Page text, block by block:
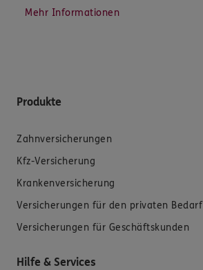
Mehr Informationen
Produkte
Zahnversicherungen
Kfz-Versicherung
Krankenversicherung
Versicherungen für den privaten Bedarf
Versicherungen für Geschäftskunden
Hilfe & Services